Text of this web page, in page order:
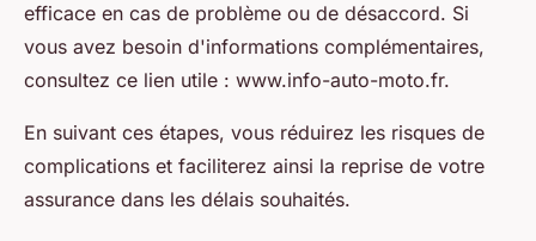
efficace en cas de problème ou de désaccord. Si
vous avez besoin d'informations complémentaires,
consultez ce lien utile : www.info-auto-moto.fr.
En suivant ces étapes, vous réduirez les risques de
complications et faciliterez ainsi la reprise de votre
assurance dans les délais souhaités.